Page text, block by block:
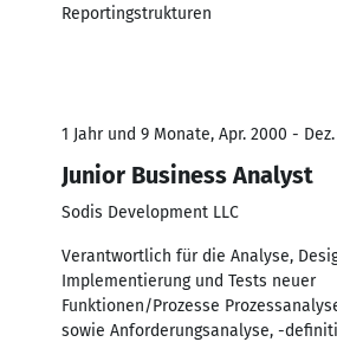
Reportingstrukturen
1 Jahr und 9 Monate, Apr. 2000 - Dez.
Junior Business Analyst
Sodis Development LLC
Verantwortlich für die Analyse,
Implementierung und Tests neuer
Funktionen/Prozesse
sowie Anforderungsanalyse, -